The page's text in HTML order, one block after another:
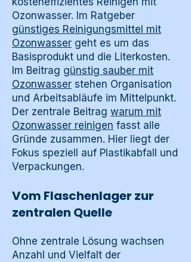
Ozonwasser. Im Ratgeber
günstiges Reinigungsmittel mit
Ozonwasser geht es um das
Basisprodukt und die Literkosten.
Im Beitrag günstig sauber mit
Ozonwasser stehen Organisation
und Arbeitsabläufe im Mittelpunkt.
Der zentrale Beitrag warum mit
Ozonwasser reinigen fasst alle
Gründe zusammen. Hier liegt der
Fokus speziell auf Plastikabfall und
Verpackungen.
Vom Flaschenlager zur
zentralen Quelle
Ohne zentrale Lösung wachsen
Anzahl und Vielfalt der